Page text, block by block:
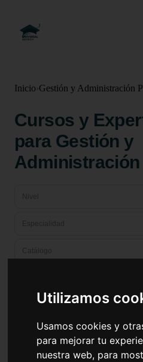
Utilizamos
Usamos cookies y
para mejorar tu
nuestra web, para
Inicio ›Gestión y Administración
Cursos y
para Gestión y
Especialidad
Catálogo
Estado, CCAA y
Pública